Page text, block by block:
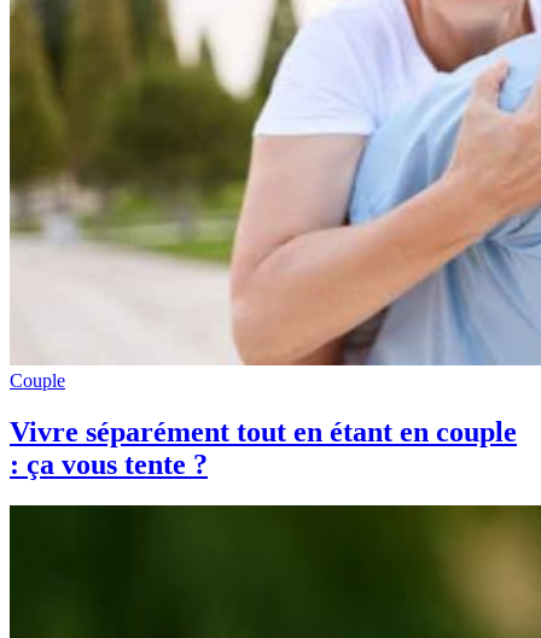
Couple
Vivre séparément tout en étant en couple
: ça vous tente ?